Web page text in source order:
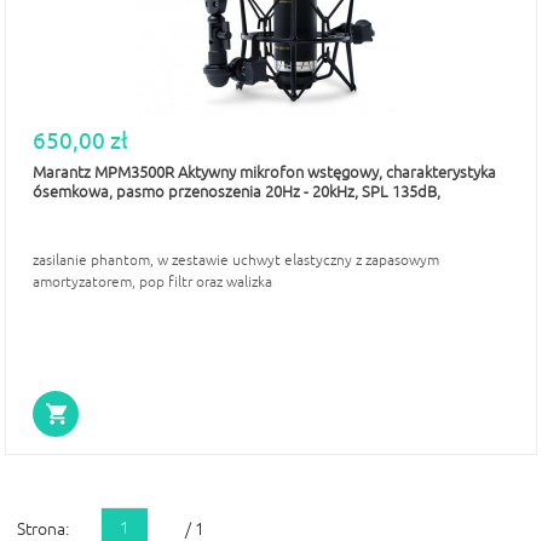
650,00 zł
Marantz MPM3500R Aktywny mikrofon wstęgowy, charakterystyka
ósemkowa, pasmo przenoszenia 20Hz - 20kHz, SPL 135dB,
zasilanie phantom, w zestawie uchwyt elastyczny z zapasowym
amortyzatorem, pop filtr oraz walizka
Strona: 1 / 1